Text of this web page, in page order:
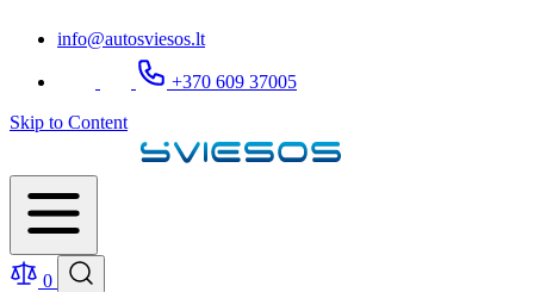
info@autosviesos.lt
+370 609 37005
Skip to Content
0